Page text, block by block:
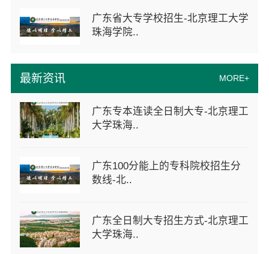
最新资讯 MORE+
广东专本连读全日制大专-北京理工
大学珠海..
广东100分能上的专科院校招生分
数线-北..
广东全日制大专招生方式-北京理工
大学珠海..
广东省大专学校招生-北京理工大学
珠海学院..